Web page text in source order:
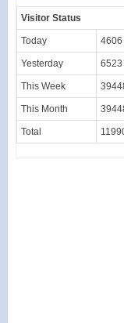
Visitor Status
Today 4606
Yesterday 6523
This Week
This Month
Total